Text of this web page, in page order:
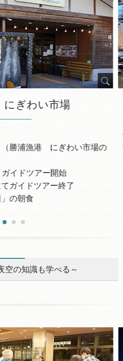
ぎわい市場
勝浦漁港 にぎわい市場の
ドツアー開始
ガイドツアー終了
の朝食
の知識も学べる～